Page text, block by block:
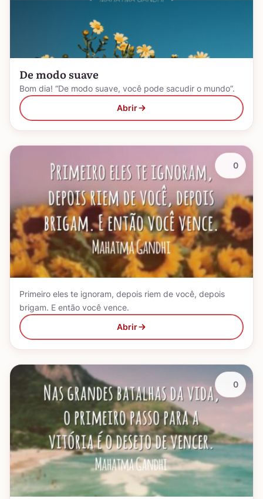
De modo suave
Bom dia! “De modo suave, você pode sacudir o mundo”.
Abrir
Primeiro eles te ignoram, depois riem de você, depois
brigam. E então você vence.
Abrir
0
0